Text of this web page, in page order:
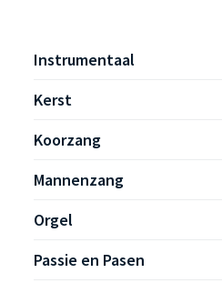
Instrumentaal
Kerst
Koorzang
Mannenzang
Orgel
Passie en Pasen